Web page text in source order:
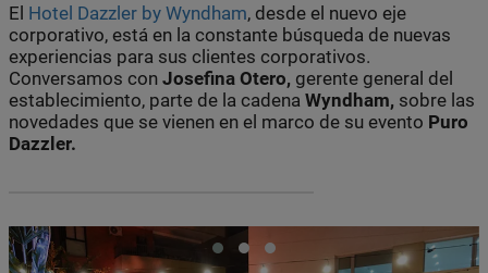
El Hotel Dazzler by Wyndham, desde el nuevo eje
corporativo, está en la constante búsqueda de nuevas
experiencias para sus clientes corporativos.
Conversamos con Josefina Otero, gerente general del
establecimiento, parte de la cadena Wyndham, sobre las
novedades que se vienen en el marco de su evento Puro
Dazzler.